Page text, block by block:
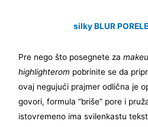
silky BLUR
Pre nego što posegnete za
highlighterom pobrinite se da
ovaj negujući prajmer odlična je
govori, formula “briše” pore i
istovremeno ima svilenkastu